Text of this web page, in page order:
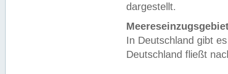
dargestellt.
In Deutschland gibt
Deutschland fließt